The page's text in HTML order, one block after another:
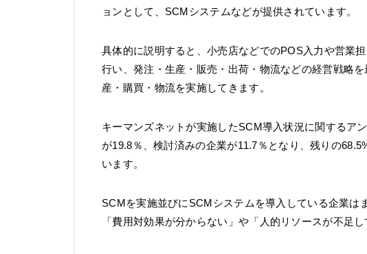
ョンとして、SCMシステムなどが提供されています。
具体的に説明すると、小売店などでのPOS入力や営業
行い、発注・生産・販売・出荷・物流などの経営戦略
産・購買・物流を実施してきます。
キーマンズネットが実施したSCM導入状況に関するア
が19.8％、検討済みの企業が11.7％となり、残りの
います。
SCMを実施並びにSCMシステムを導入している企業は
「費用対効果が分からない」や「人的リソースが不足